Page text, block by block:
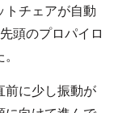
トチェアが自動
頭のプロパイロ
に少し振動が